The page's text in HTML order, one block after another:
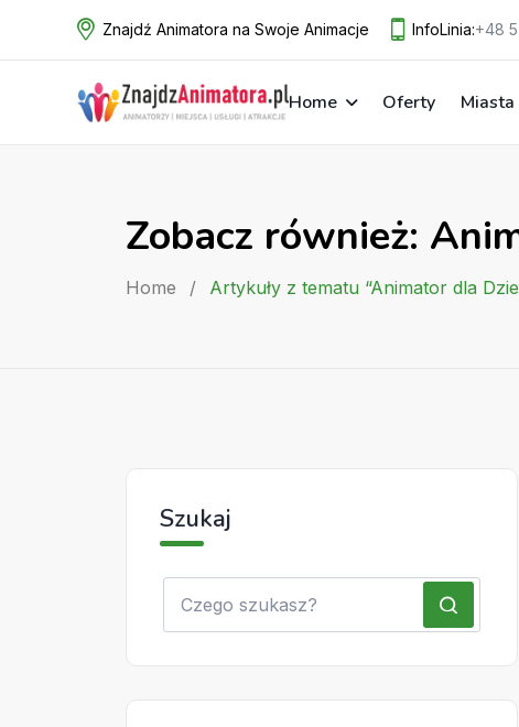
Znajdź Animatora na Swoje Animacje InfoLinia:+48
Home Oferty Miasta
Zobacz również:
Home / Artykuły z tematu “Animator dla
Szukaj